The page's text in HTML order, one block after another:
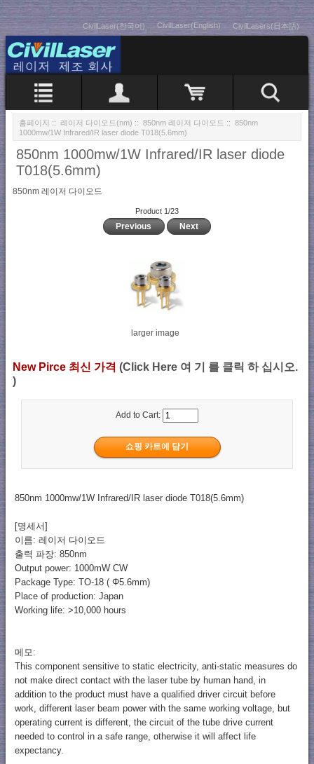
CivilLaser(한국어) CivilLaser(English) CivilLasers(日本語)
홈페이지 :: 레이저 다이오드(nm) :: 850nm 레이저 다이오드 :: 850nm
1000mw/1W Infrared/IR laser diode T018(5.6mm)
850nm 1000mw/1W Infrared/IR laser diode
T018(5.6mm)
850nm 레이저 다이오드
Product 1/23
Previous Next
larger image
New Pirce 최신 가격 (Click Here 여 기 를 클릭 하 십시오.
)
Add to Cart:
850nm 1000mw/1W Infrared/IR laser diode T018(5.6mm)
[명세서]
이름: 레이저 다이오드
출력 파장: 850nm
Output power: 1000mW CW
Package Type: TO-18 ( Φ5.6mm)
Place of production: Japan
Working life: >10,000 hours
메모:
This component sensitive to static electricity, anti-static measures do
not make direct contact with the laser tube by human hand, in
addition to the product must have a qualified driver circuit before
work, different laser beam power with the same working voltage, but
operating current is different, the circuit of the tube drive current
needed to control in a safe range, otherwise it will affect life
expectancy.